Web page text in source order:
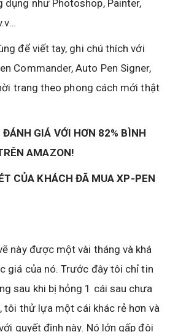
dụng như Photoshop, Painter,
để viết tay, ghi chú thích với
Commander, Auto Pen Signer,
trang theo phong cách mới thật
GIÁ VỚI HƠN 82% BÌNH
AMAZON!
CỦA KHÁCH ĐÃ MUA XP-PEN
này được một vài tháng và khá
giá của nó. Trước đây tôi chỉ tin
sau khi bị hỏng 1 cái sau chưa
tôi thử lựa một cái khác rẻ hơn và
quyết định này. Nó lớn gấp đôi